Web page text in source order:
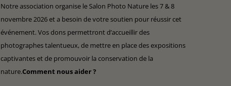
Notre association organise le Salon Photo Nature les 7 & 8
novembre 2026 et a besoin de votre soutien pour réussir cet
événement. Vos dons permettront d’accueillir des
photographes talentueux, de mettre en place des expositions
captivantes et de promouvoir la conservation de la
nature.Comment nous aider ?